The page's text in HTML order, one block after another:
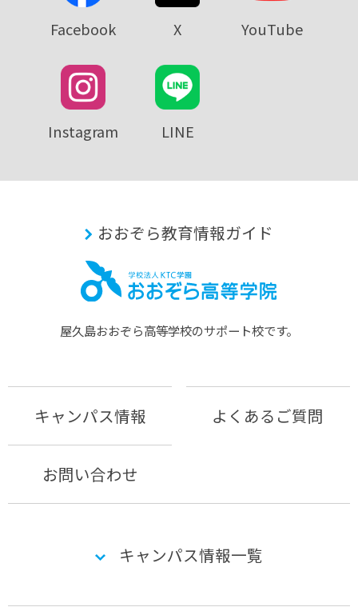
Facebook X YouTube
Instagram LINE
おおぞら教育情報ガイド
屋久島おおぞら⾼等学校のサポート校です。
キャンパス情報 よくあるご質問
お問い合わせ
キャンパス情報一覧